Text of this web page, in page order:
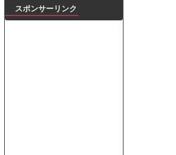
供ミサイルを見た。 NEW!
ルの場合！！
た・・・・
久保史緒里と中村麗...
スポンサーリンク